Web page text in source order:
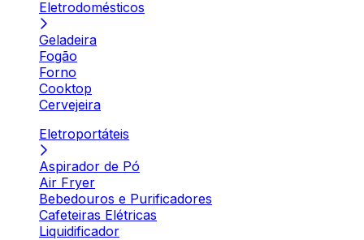
Eletrodomésticos
Geladeira
Fogão
Forno
Cooktop
Cervejeira
Eletroportáteis
Aspirador de Pó
Air Fryer
Bebedouros e Purificadores
Cafeteiras Elétricas
Liquidificador